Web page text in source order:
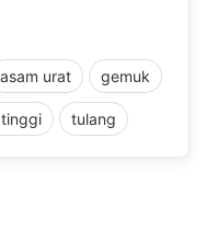
asam urat gemuk
tulang